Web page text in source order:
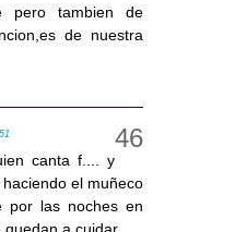
pero tambien de
de nuestra
canta f.... y
el muñeco
por las noches en